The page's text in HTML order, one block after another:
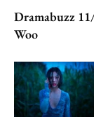
Dramabuzz
Woo